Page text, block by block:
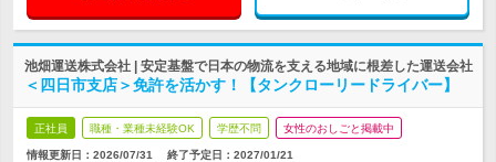
池畑運送株式会社 | 安定基盤で日本の物流を支える地域に根差した運送会社
＜四日市支店＞免許を活かす！【タンクローリードライバー】
正社員 職種・業種未経験OK 学歴不問 女性のおしごと掲載中
情報更新日：2026/07/31 終了予定日： 2027/01/21